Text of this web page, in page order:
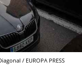
/ EUROPA PRESS